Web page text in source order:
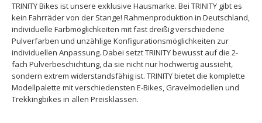
TRINITY Bikes ist unsere exklusive Hausmarke. Bei TRINITY gibt es
kein Fahrräder von der Stange! Rahmenproduktion in Deutschland,
individuelle Farbmöglichkeiten mit fast dreißig verschiedene
Pulverfarben und unzählige Konfigurationsmöglichkeiten zur
individuellen Anpassung. Dabei setzt TRINITY bewusst auf die 2-
fach Pulverbeschichtung, da sie nicht nur hochwertig aussieht,
sondern extrem widerstandsfähig ist. TRINITY bietet die komplette
Modellpalette mit verschiedensten E-Bikes, Gravelmodellen und
Trekkingbikes in allen Preisklassen.